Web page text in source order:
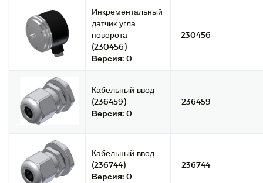
Инкрементальный
датчик угла
поворота
(230456)
Версия: 0
230456
Кабельный ввод
(236459)
Версия: 0
236459
Кабельный ввод
(236744)
Версия: 0
236744